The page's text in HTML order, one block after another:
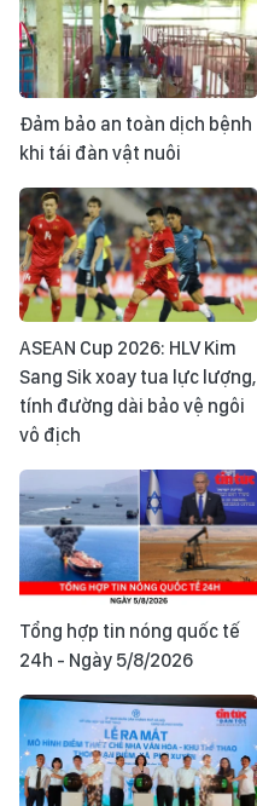
Đảm bảo an toàn dịch bệnh
khi tái đàn vật nuôi
ASEAN Cup 2026: HLV Kim
Sang Sik xoay tua lực lượng,
tính đường dài bảo vệ ngôi
vô địch
Tổng hợp tin nóng quốc tế
24h - Ngày 5/8/2026